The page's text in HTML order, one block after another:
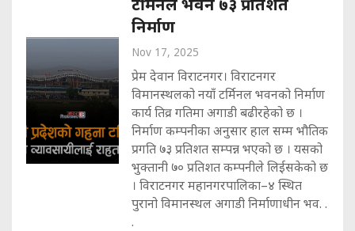
निर्माण
Nov 17, 2025
प्रेम देवान विराटनगर। विराटनगर
विमानस्थलको नयाँ टर्मिनल भवनको निर्माण
कार्य तिव्र गतिमा अगाडी बढीरहेको छ ।
निर्माण कम्पनीका अनुसार हाल सम्म भौतिक
प्रगति ७३ प्रतिशत सम्पन्न भएको छ । यसको
भुक्तानी ७० प्रतिशत कम्पनीले लिईसकेको छ
। विराटनगर महानगरपालिका–४ स्थित
पुरानो विमानस्थल अगाडी निर्माणाधीन भव. .
.